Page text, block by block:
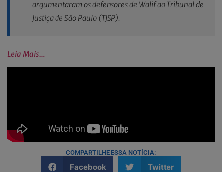
argumentaram os defensores de Walif ao Tribunal de
Justiça de São Paulo (TJSP).
Leia Mais…
COMPARTILHE ESSA NOTÍCIA:
Facebook Twitter